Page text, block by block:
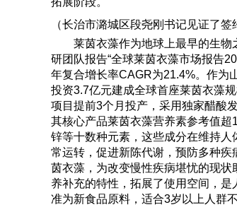
（长治市潞城区段尧刚书记见证了签
莱茵衣藻作为地球上最早的生物
研团队报告“全球莱茵衣藻市场报告
年复合增长率CAGR为21.4%。作为
投资3.7亿元建成全球首座莱茵衣藻
项目提前3个月投产，采用独家醋酸
其核心产品莱茵衣藻营养素参考值超
锌等十数种元素，这些成分在维持
常运转，促进新陈代谢，预防多种
茵衣藻，为改变慢性疾病堪忧的现
养补充的特性，拓展了使用空间，
准为新食品原料，适合3岁以上人群不